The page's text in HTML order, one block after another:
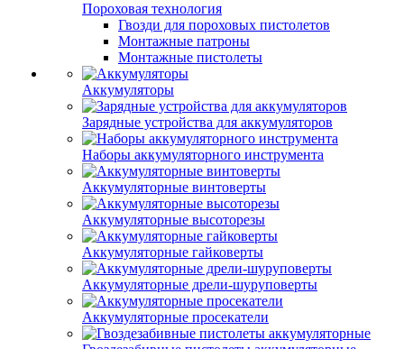
Пороховая технология
Гвозди для пороховых пистолетов
Монтажные патроны
Монтажные пистолеты
Аккумуляторы
Зарядные устройства для аккумуляторов
Наборы аккумуляторного инструмента
Аккумуляторные винтоверты
Аккумуляторные высоторезы
Аккумуляторные гайковерты
Аккумуляторные дрели-шуруповерты
Аккумуляторные просекатели